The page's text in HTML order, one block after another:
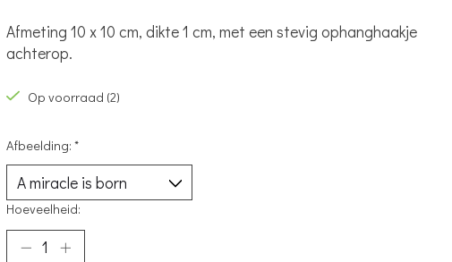
Afmeting 10 x 10 cm, dikte 1 cm, met een stevig ophanghaakje
achterop.
Op voorraad (2)
Afbeelding: *
Hoeveelheid: